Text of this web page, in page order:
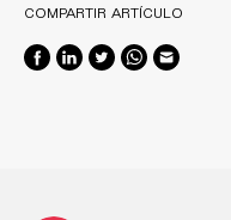
COMPARTIR ARTÍCULO